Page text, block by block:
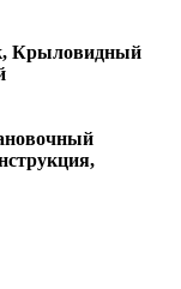
Крыловидный